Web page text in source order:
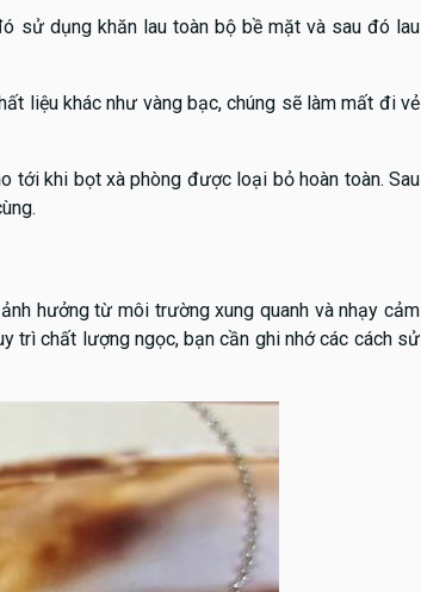
sử dụng khăn lau toàn bộ bề mặt và sau đó lau
liệu khác như vàng bạc, chúng sẽ làm mất đi vẻ
tới khi bọt xà phòng được loại bỏ hoàn toàn. Sau
hưởng từ môi trường xung quanh và nhạy cảm
trì chất lượng ngọc, bạn cần ghi nhớ các cách sử